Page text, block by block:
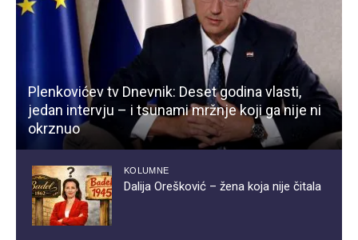
Plenkovićev tv Dnevnik: Deset godina vlasti,
jedan intervju – i tsunami mržnje koji ga nije ni
okrznuo
KOLUMNE
Dalija Orešković – žena koja nije čitala